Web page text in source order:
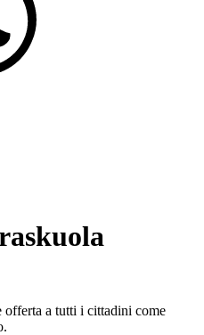
offerta a tutti i cittadini come